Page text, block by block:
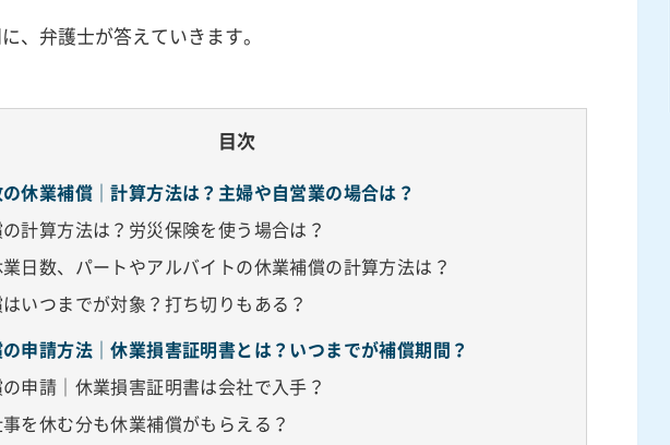
、弁護士が答えていきます。
目次
休業補償｜計算方法は？主婦や自営業の場合は？
計算方法は？労災保険を使う場合は？
日数、パートやアルバイトの休業補償の計算方法は？
いつまでが対象？打ち切りもある？
申請方法｜休業損害証明書とは？いつまでが補償期間？
申請｜休業損害証明書は会社で入手？
を休む分も休業補償がもらえる？